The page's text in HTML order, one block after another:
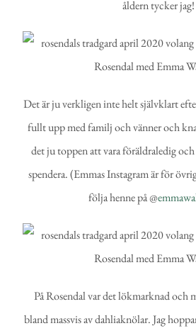
åldern tycker jag!
Det är ju verkligen inte helt självklart
fullt upp med familj och vänner och
det ju toppen att vara föräldraledig
spendera. (Emmas Instagram är för
följa henne på @
På Rosendal var det lökmarknad och
bland massvis av dahliaknölar. Jag